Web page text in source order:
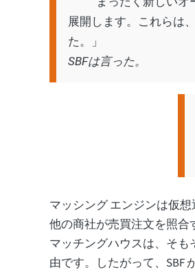
展開します。これらは
た。」
SBFは言った。
マッシング エンジンは仮
他の商社が売買注文を照合
マッチングハウスは、そ
由です。したがって、SBF